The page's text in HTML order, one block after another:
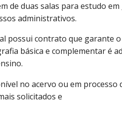
de duas salas para estudo
administrativos.
possui contrato que garante o
básica e complementar é
no acervo ou em processo
solicitados e